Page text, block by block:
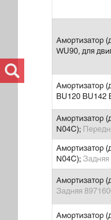
Амортизатор
WU90, для
Амортизатор
BU120 BU142
Амортизатор
N04C);
Амортизатор
N04C); Задняя
Амортизатор
Задняя
Амортизатор